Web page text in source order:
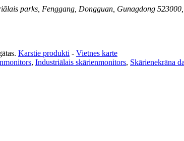
parks, Fenggang, Dongguan, Gunagdong
Karstie produkti - Vietnes karte
, Industriālais skārienmonitors, Skārienekrāna